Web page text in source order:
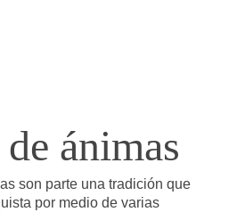
ánimas
son parte una tradición que
por medio de varias